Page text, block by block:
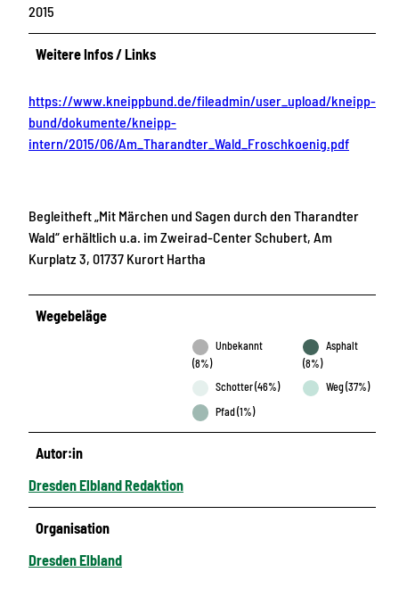
2015
Weitere Infos / Links
https://www.kneippbund.de/fileadmin/user_upload/kneipp-
bund/dokumente/kneipp-
intern/2015/06/Am_Tharandter_Wald_Froschkoenig.pdf
Begleitheft „Mit Märchen und Sagen durch den Tharandter
Wald“ erhältlich u.a. im Zweirad-Center Schubert, Am
Kurplatz 3, 01737 Kurort Hartha
Wegebeläge
Unbekannt
(8%)
Asphalt
(8%)
Schotter (46%)
Weg (37%)
Pfad (1%)
Autor:in
Dresden Elbland Redaktion
Organisation
Dresden Elbland